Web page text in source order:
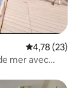
Note
4,78 (23)
mer avec